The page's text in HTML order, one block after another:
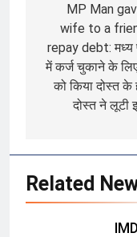
navigation
MP Man
wife to a
repay debt: मध्य
में कर्ज चुकाने के
को किया दोस्त के
दोस्त ने लूटी
Related